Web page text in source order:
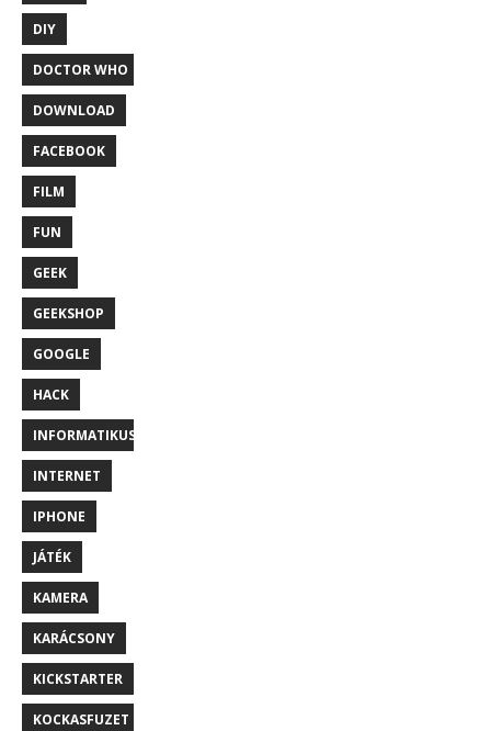
DIY
DOCTOR WHO
DOWNLOAD
FACEBOOK
FILM
FUN
GEEK
GEEKSHOP
GOOGLE
HACK
INFORMATIKUS
INTERNET
IPHONE
JÁTÉK
KAMERA
KARÁCSONY
KICKSTARTER
KOCKASFUZET